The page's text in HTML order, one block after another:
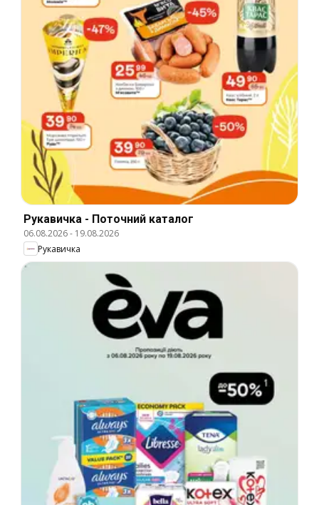
Рукавичка - Поточний каталог
06.08.2026- 19.08.2026
Рукавичка